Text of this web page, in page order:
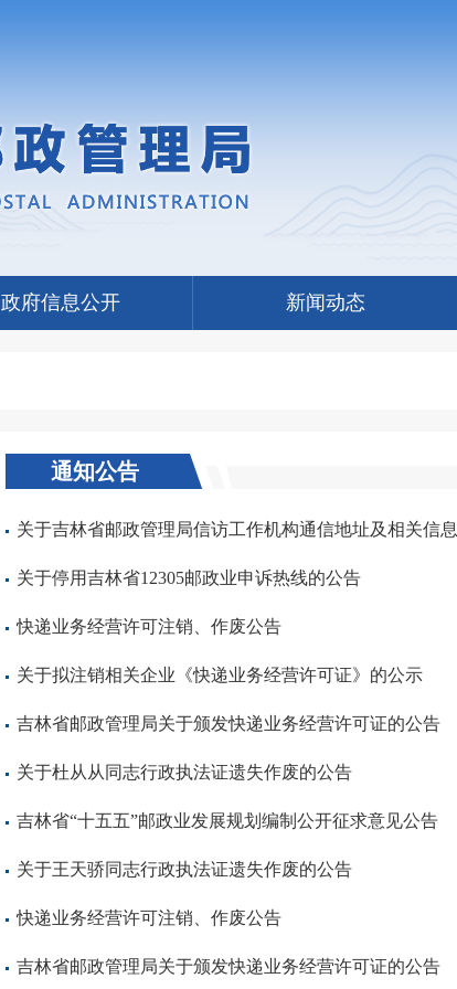
政府信息公开 新闻动态
通知公告
关于吉林省邮政管理局信访工作机构通信地址及相关信息
关于停用吉林省12305邮政业申诉热线的公告
快递业务经营许可注销、作废公告
关于拟注销相关企业《快递业务经营许可证》的公示
吉林省邮政管理局关于颁发快递业务经营许可证的公告
关于杜从从同志行政执法证遗失作废的公告
吉林省“十五五”邮政业发展规划编制公开征求意见公告
关于王天骄同志行政执法证遗失作废的公告
快递业务经营许可注销、作废公告
吉林省邮政管理局关于颁发快递业务经营许可证的公告